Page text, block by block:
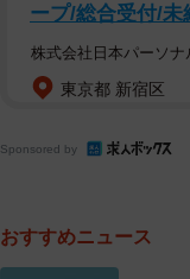
鳥羽線は1969年に宇
ープ/総合受付/未
株式会社日本パーソナ
東京都 新宿区
Sponsored by
おすすめニュース